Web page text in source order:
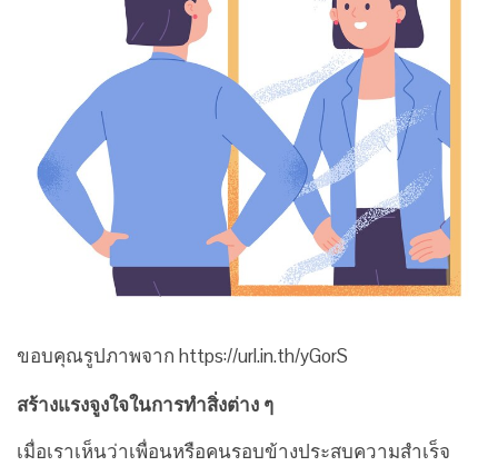
ขอบคุณรูปภาพจาก https://url.in.th/yGorS
สร้างแรงจูงใจในการทำสิ่งต่าง ๆ
เมื่อเราเห็นว่าเพื่อนหรือคนรอบข้างประสบความสำเร็จ